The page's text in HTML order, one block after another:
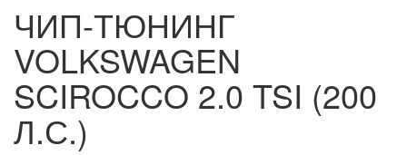
ЧИП-ТЮНИНГ
VOLKSWAGEN
SCIROCCO 2.0 TSI (200
Л.С.)